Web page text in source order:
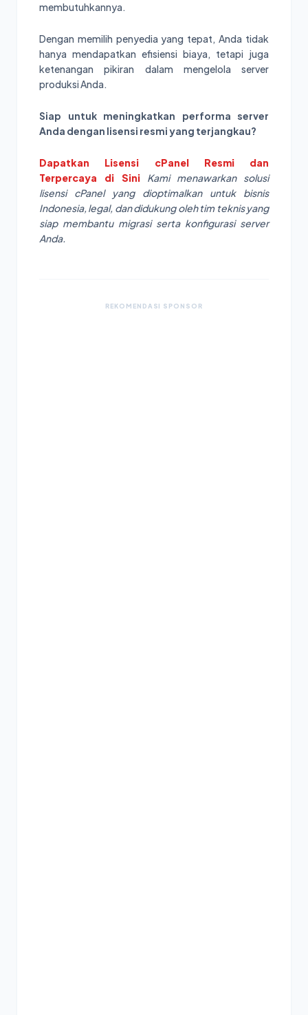
membutuhkannya.
Dengan memilih penyedia yang tepat, Anda tidak
hanya mendapatkan efisiensi biaya, tetapi juga
ketenangan pikiran dalam mengelola server
produksi Anda.
Siap untuk meningkatkan performa server
Anda dengan lisensi resmi yang terjangkau?
Dapatkan Lisensi cPanel Resmi dan
Terpercaya di Sini
Kami menawarkan solusi
lisensi cPanel yang dioptimalkan untuk bisnis
Indonesia, legal, dan didukung oleh tim teknis yang
siap membantu migrasi serta konfigurasi server
Anda.
REKOMENDASI SPONSOR